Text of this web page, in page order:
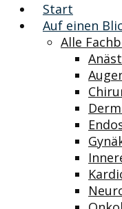
Start
Auf einen
Alle